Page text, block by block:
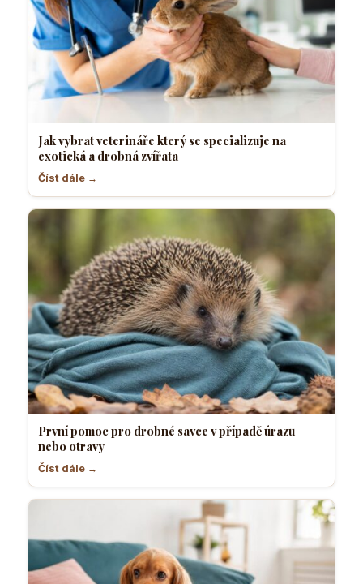
Jak vybrat veterináře který se specializuje na
exotická a drobná zvířata
Číst dále →
První pomoc pro drobné savce v případě úrazu
nebo otravy
Číst dále →